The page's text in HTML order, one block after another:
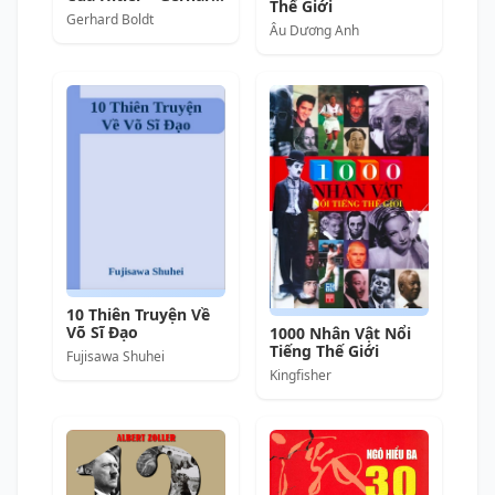
Boldt full mobi pdf
epub azw3 [Lịch Sử]
Gerhard Boldt
Thế Giới
Âu Dương Anh
10 Thiên Truyện Về
Võ Sĩ Đạo
Fujisawa Shuhei
1000 Nhân Vật Nổi
Tiếng Thế Giới
Kingfisher